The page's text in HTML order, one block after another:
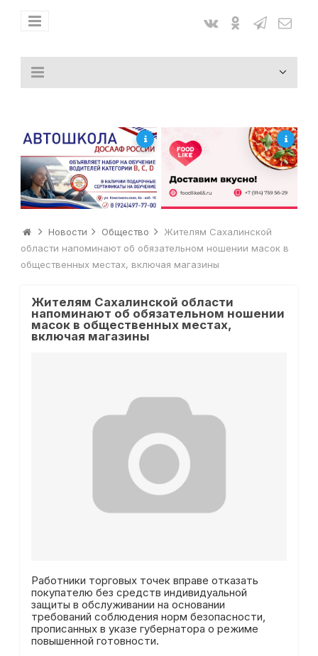
Новости Общество
Жителям Сахалинской
области напоминают об обязательном ношении масок в
общественных местах, включая магазины
Жителям Сахалинской области
напоминают об обязательном ношении
масок в общественных местах,
включая магазины
Работники торговых точек вправе отказать
покупателю без средств индивидуальной
защиты в обслуживании на основании
требований соблюдения норм безопасности,
прописанных в указе губернатора о режиме
повышенной готовности.